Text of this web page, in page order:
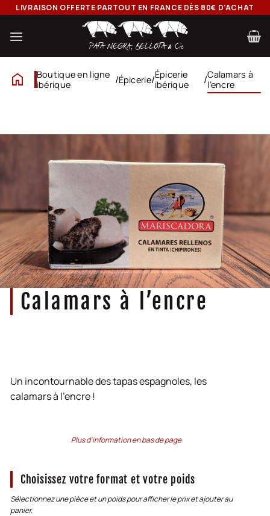
Passer
contenu
LIVRAISON OFFERTE PARTOUT EN FRANCE DÈS 80€ D'ACHAT
home
Boutique en ligne
ibérique
/Épicerie/Épicerie
ibérique
/Calamars à
l’encre
Calamars à l’encre
Un incontournable des tapas espagnoles, les
calamars à l’encre !
Plus d'information en bas de page
Choisissez votre format et votre poids
Sélectionnez une pièce et un poids pour afficher le prix et ajouter au
panier.